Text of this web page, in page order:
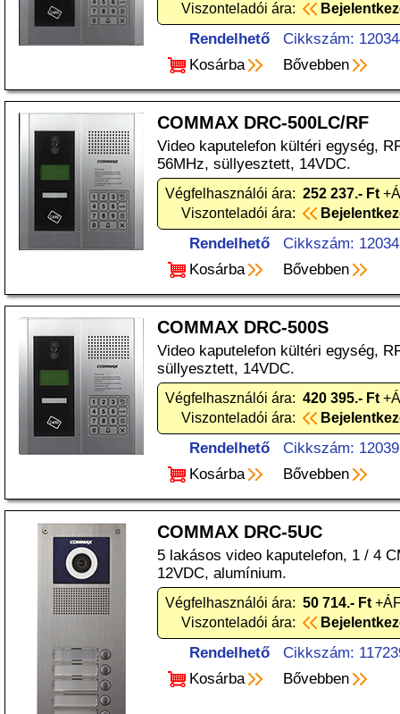
Viszonteladói ára:
Rendelhető
Cikkszám:
Kosárba
Bővebben
COMMAX DRC-500LC/RF
Video kaputelefon kültéri egység,
56MHz, süllyesztett, 14VDC.
Végfelhasználói ára: 252 237.- Ft
Viszonteladói ára:
Rendelhető
Cikkszám:
Kosárba
Bővebben
COMMAX DRC-500S
Video kaputelefon kültéri egység,
süllyesztett, 14VDC.
Végfelhasználói ára: 420 395.- Ft
Viszonteladói ára:
Rendelhető
Cikkszám:
Kosárba
Bővebben
COMMAX DRC-5UC
5 lakásos video kaputelefon, 1 / 4
12VDC, alumínium.
Végfelhasználói ára: 50 714.- Ft
Viszonteladói ára:
Rendelhető
Cikkszám:
Kosárba
Bővebben